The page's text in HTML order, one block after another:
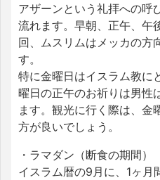
アザーンという礼拝への呼
流れます。早朝、正午、午
回、ムスリムはメッカの方
す。
特に金曜日はイスラム教に
曜日の正午のお祈りは男性
ます。観光に行く際は、金
方が良いでしょう。
・ラマダン（断食の期間）
イスラム暦の9月に、1ヶ月